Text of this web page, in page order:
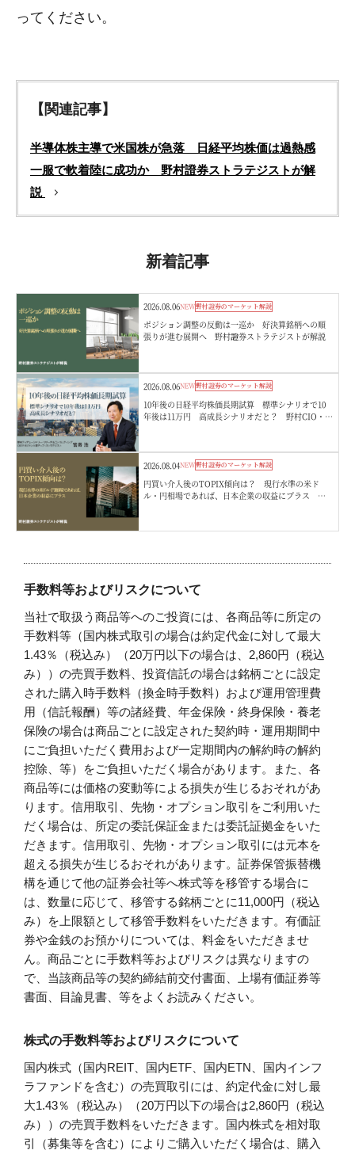
ってください。
【関連記事】
半導体株主導で米国株が急落 日経平均株価は過熱感
一服で軟着陸に成功か 野村證券ストラテジストが解
説
新着記事
2026.08.06NEW野村證券のマーケット解説
ポジション調整の反動は一巡か 好決算銘柄への順
張りが進む展開へ 野村證券ストラテジストが解説
2026.08.06NEW野村證券のマーケット解説
10年後の日経平均株価長期試算 標準シナリオで10
年後は11万円 高成長シナリオだと？ 野村CIO・宮
2026.08.04NEW野村證券のマーケット解説
円買い介入後のTOPIX傾向は？ 現行水準の米ド
ル・円相場であれば、日本企業の収益にプラス 野
手数料等およびリスクについて
当社で取扱う商品等へのご投資には、各商品等に所定の
手数料等（国内株式取引の場合は約定代金に対して最大
1.43％（税込み）（20万円以下の場合は、2,860円（税込
み））の売買手数料、投資信託の場合は銘柄ごとに設定
された購入時手数料（換金時手数料）および運用管理費
用（信託報酬）等の諸経費、年金保険・終身保険・養老
保険の場合は商品ごとに設定された契約時・運用期間中
にご負担いただく費用および一定期間内の解約時の解約
控除、等）をご負担いただく場合があります。また、各
商品等には価格の変動等による損失が生じるおそれがあ
ります。信用取引、先物・オプション取引をご利用いた
だく場合は、所定の委託保証金または委託証拠金をいた
だきます。信用取引、先物・オプション取引には元本を
超える損失が生じるおそれがあります。証券保管振替機
構を通じて他の証券会社等へ株式等を移管する場合に
は、数量に応じて、移管する銘柄ごとに11,000円（税込
み）を上限額として移管手数料をいただきます。有価証
券や金銭のお預かりについては、料金をいただきませ
ん。商品ごとに手数料等およびリスクは異なりますの
で、当該商品等の契約締結前交付書面、上場有価証券等
書面、目論見書、等をよくお読みください。
株式の手数料等およびリスクについて
国内株式（国内REIT、国内ETF、国内ETN、国内インフ
ラファンドを含む）の売買取引には、約定代金に対し最
大1.43％（税込み）（20万円以下の場合は2,860円（税込
み））の売買手数料をいただきます。国内株式を相対取
引（募集等を含む）によりご購入いただく場合は、購入